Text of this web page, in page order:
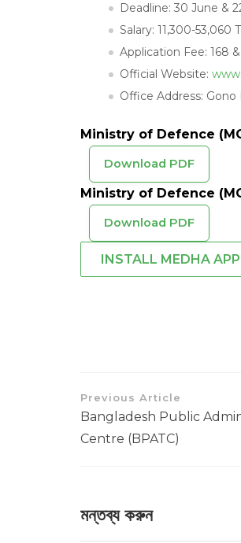
Deadline: 30 June &
Salary: 11,300-53,060
Application Fee: 168
Official Website:
Office Address: Gono
Ministry of Defence
Download PDF
Ministry of Defence
Download PDF
INSTALL MEDHA APP
Previous Article
Bangladesh Public
Centre (BPATC)
মন্তব্য করুন